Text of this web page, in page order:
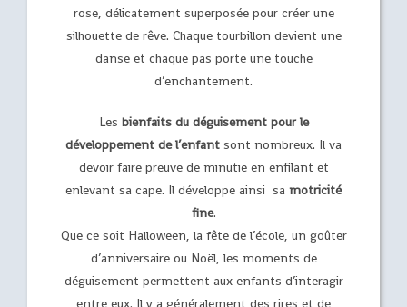
rose, délicatement superposée pour créer une
silhouette de rêve. Chaque tourbillon devient une
danse et chaque pas porte une touche
d’enchantement.
Les bienfaits du déguisement pour le
développement de l’enfant sont nombreux. Il va
devoir faire preuve de minutie en enfilant et
enlevant sa cape. Il développe ainsi sa motricité
fine.
Que ce soit Halloween, la fête de l’école, un goûter
d’anniversaire ou Noël, les moments de
déguisement permettent aux enfants d’interagir
entre eux. Il y a généralement des rires et de